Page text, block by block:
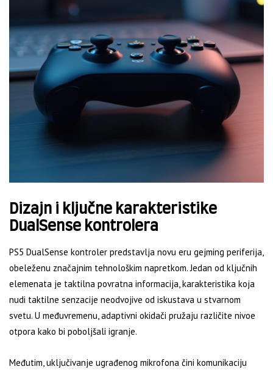
Dizajn i ključne karakteristike
DualSense kontrolera
PS5 DualSense kontroler predstavlja novu eru gejming periferija,
obeleženu značajnim tehnološkim napretkom. Jedan od ključnih
elemenata je taktilna povratna informacija, karakteristika koja
nudi taktilne senzacije neodvojive od iskustava u stvarnom
svetu. U međuvremenu, adaptivni okidači pružaju različite nivoe
otpora kako bi poboljšali igranje.
Međutim, uključivanje ugrađenog mikrofona čini komunikaciju